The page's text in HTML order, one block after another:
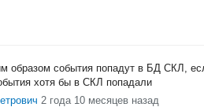
образом события попадут в БД СКЛ,
хотя бы в СКЛ попадали
2 года 10 месяцев назад